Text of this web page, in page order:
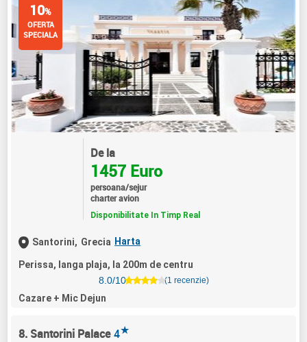
10%
OFERTA
SPECIALA
De la
1457 Euro
persoana/sejur
charter avion
Disponibilitate In Timp Real
Santorini, Grecia Harta
Perissa, langa plaja, la 200m de centru
8.0/10
(1 recenzie)
Cazare + Mic Dejun
8. Santorini Palace 4★